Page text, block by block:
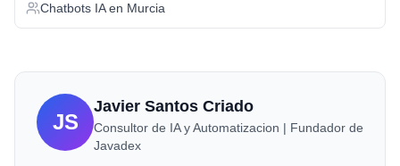
Chatbots IAen Murcia
JS
Javier Santos Criado
Consultor de IA y Automatizacion | Fundador de
Javadex